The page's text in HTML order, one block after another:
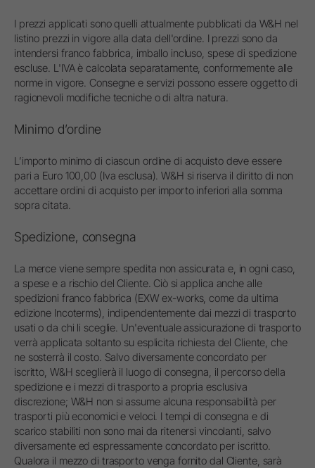
I prezzi applicati sono quelli attualmente pubblicati da W&H nel
listino prezzi in vigore alla data dell'ordine. I prezzi sono da
intendersi franco fabbrica, imballo incluso, spese di spedizione
escluse. L'IVA è calcolata separatamente, conformemente alle
norme in vigore. Consegne e servizi possono essere oggetto di
ragionevoli modifiche tecniche o di altra natura.
Minimo d’ordine
L’importo minimo di ciascun ordine di acquisto deve essere
pari a Euro 100,00 (Iva esclusa). W&H si riserva il diritto di non
accettare ordini di acquisto per importo inferiori alla somma
sopra citata.
Spedizione, consegna
La merce viene sempre spedita non assicurata e, in ogni caso,
a spese e a rischio del Cliente. Ciò si applica anche alle
spedizioni franco fabbrica (EXW ex-works, come da ultima
edizione Incoterms), indipendentemente dai mezzi di trasporto
usati o da chi li sceglie. Un'eventuale assicurazione di trasporto
verrà applicata soltanto su esplicita richiesta del Cliente, che
ne sosterrà il costo. Salvo diversamente concordato per
iscritto, W&H sceglierà il luogo di consegna, il percorso della
spedizione e i mezzi di trasporto a propria esclusiva
discrezione; W&H non si assume alcuna responsabilità per
trasporti più economici e veloci. I tempi di consegna e di
scarico stabiliti non sono mai da ritenersi vincolanti, salvo
diversamente ed espressamente concordato per iscritto.
Qualora il mezzo di trasporto venga fornito dal Cliente, sarà